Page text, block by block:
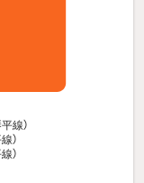
線）
）
）